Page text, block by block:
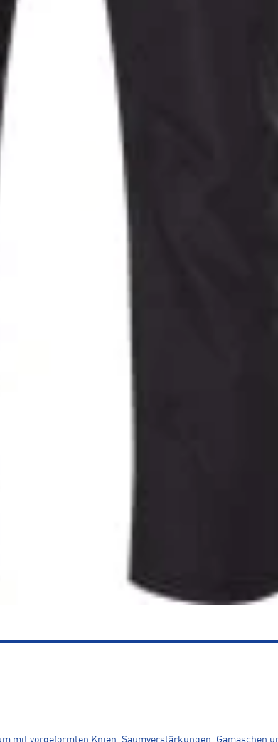
mit vorgeformten Knien, Saumverstärkungen,